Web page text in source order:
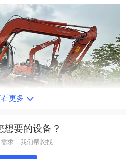
更多
想要的设备？
求，我们帮您找